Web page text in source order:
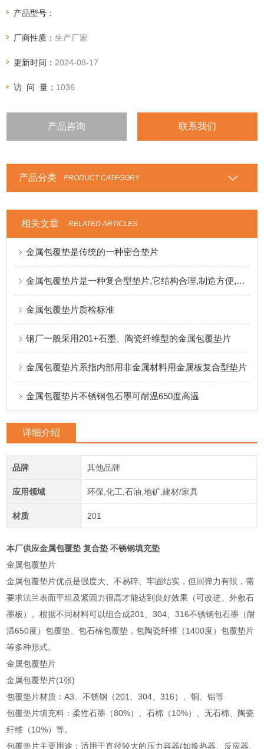
改进、外敷石墨板）。
产品型号：
厂商性质：生产厂家
更新时间： 2024-08-17
访 问 量： 1036
产品咨询 联系我们
产品分类 PRODUCT CATEGORY
相关文章 RELATED ARTICLES
金属包覆垫是传统的一种密合垫片
金属包覆垫片是一种复合型垫片,它结构合理,制造方便,其密封性能较好
金属包覆垫片质检标准
钢厂一般采用201+石墨、陶瓷纤维型的金属包覆垫片
金属包覆垫片系指内部用非金属材料用金属板复合型垫片
金属包覆垫片不锈钢包石墨可耐温650度高温
详细介绍
品牌 其他品牌
应用领域 环保,化工,石油,地矿,建材/家具
材质 201
本厂供应金属包覆垫 复合垫 不锈钢填充垫
金属包覆垫片
金属包覆垫片优点是强度大、不易碎、牢固结实，但回弹力有限，需
要求法兰表面平坦及紧固力很高才能达到良好效果（可改进、外敷石
墨板）。根据不同材料可以组合成201、304、316不锈钢包石墨（耐
温650度）包覆垫、包石棉包覆垫，包陶瓷纤维（1400度）包覆垫片
等多种形式。
金属包覆垫片
金属包覆垫片(1张)
包覆垫片材质：A3、不锈钢（201、304、316）、铜、铝等
包覆垫片填充料：柔性石墨（80%）、石棉（10%）、无石棉、陶瓷
纤维（10%）等。
包覆垫片主要用途：适用于直径较大的压力容器(如换热器、反应器、